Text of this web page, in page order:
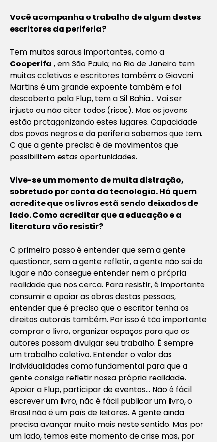
Você acompanha o trabalho de algum destes
escritores da periferia?
Tem muitos saraus importantes, como a
Cooperifa , em São Paulo; no Rio de Janeiro tem
muitos coletivos e escritores também: o Giovani
Martins é um grande expoente também e foi
descoberto pela Flup, tem a Sil Bahia… Vai ser
injusto eu não citar todos (risos). Mas os jovens
estão protagonizando estes lugares. Capacidade
dos povos negros e da periferia sabemos que tem.
O que a gente precisa é de movimentos que
possibilitem estas oportunidades.
Vive-se um momento de muita distração,
sobretudo por conta da tecnologia. Há quem
acredite que os livros estã sendo deixados de
lado. Como acreditar que a educação e a
literatura vão resistir?
O primeiro passo é entender que sem a gente
questionar, sem a gente refletir, a gente não sai do
lugar e não consegue entender nem a própria
realidade que nos cerca. Para resistir, é importante
consumir e apoiar as obras destas pessoas,
entender que é preciso que o escritor tenha os
direitos autorais também. Por isso é tão importante
comprar o livro, organizar espaços para que os
autores possam divulgar seu trabalho. É sempre
um trabalho coletivo. Entender o valor das
individualidades como fundamental para que a
gente consiga refletir nossa própria realidade.
Apoiar a Flup, participar de eventos… Não é fácil
escrever um livro, não é fácil publicar um livro, o
Brasil não é um país de leitores. A gente ainda
precisa avançar muito mais neste sentido. Mas por
um lado, temos este momento de crise mas, por